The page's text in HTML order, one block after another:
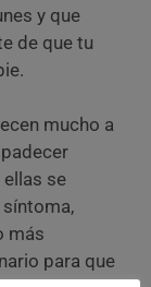
y que
de que tu
mucho a
ellas se
síntoma,
más
para que